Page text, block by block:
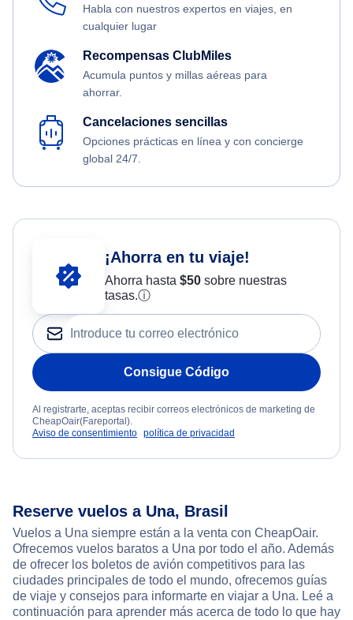
Habla con nuestros expertos en viajes, en
cualquier lugar
Recompensas ClubMiles
Acumula puntos y millas aéreas para
ahorrar.
Cancelaciones sencillas
Opciones prácticas en línea y con concierge
global 24/7.
¡Ahorra en tu viaje!
Ahorra hasta $50sobre nuestras
tasas.ⓘ
Consigue Código
Al registrarte, aceptas recibir correos electrónicos de marketing de
CheapOair(Fareportal).
Aviso de consentimiento política de privacidad
Reserve vuelos a Una, Brasil
Vuelos a Una siempre están a la venta con CheapOair.
Ofrecemos vuelos baratos a Una por todo el año. Además
de ofrecer los boletos de avión competitivos para las
ciudades principales de todo el mundo, ofrecemos guías
de viaje y consejos para informarte en viajar a Una. Leé a
continuación para aprender más acerca de todo lo que hay